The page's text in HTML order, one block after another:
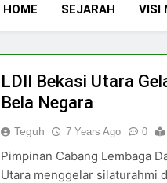
HOME SEJARAH VISI
LDII Bekasi Utara
Bela Negara
Teguh 7 Years Ago 0
Pimpinan Cabang Lembaga
Utara menggelar silaturahmi